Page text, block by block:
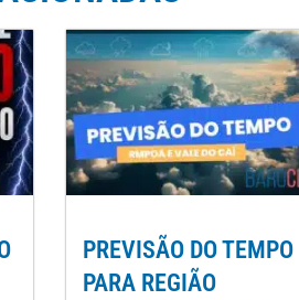
PREVISÃO DO TEMPO
PARA REGIÃO